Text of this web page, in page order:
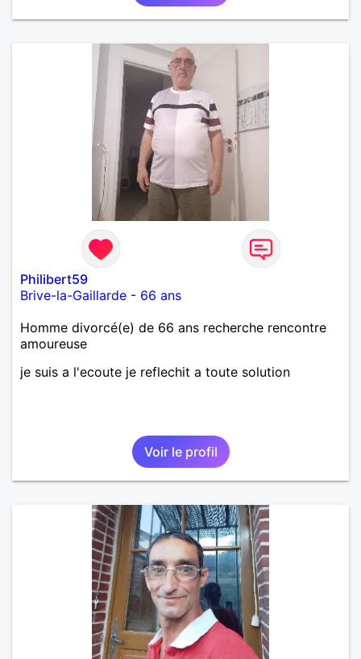
Philibert59
Brive-la-Gaillarde - 66 ans
Homme divorcé(e) de 66 ans recherche rencontre
amoureuse
je suis a l'ecoute je reflechit a toute solution
Voir le profil